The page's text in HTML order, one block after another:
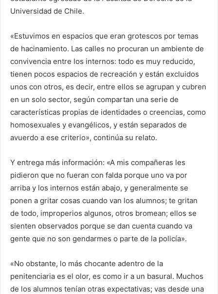
Universidad de Chile.
«Estuvimos en espacios que eran grotescos por temas
de hacinamiento. Las calles no procuran un ambiente de
convivencia entre los internos: todo es muy reducido,
tienen pocos espacios de recreación y están excluidos
unos con otros, es decir, entre ellos se agrupan y cubren
en un solo sector, según compartan una serie de
características propias de identidades o creencias, como
homosexuales y evangélicos, y están separados de
avuerdo a ese criterio», continúa su relato.
Y entrega más información: «A mis compañeras les
pidieron que no fueran con falda porque uno va por
arriba y los internos están abajo, y generalmente se
ponen a gritar cosas cuando van los alumnos; te gritan
de todo, improperios algunos, otros bromean; ellos se
sienten observados porque se dan cuenta cuando va
gente que no son gendarmes o parte de la policía».
«No obstante, lo más chocante adentro de la
penitenciaria es el olor, es como ir a un basural. Muchos
de los alumnos tenían otras expectativas; vas desde una